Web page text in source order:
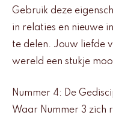
Gebruik deze
in relaties en nieuwe
te delen. Jouw liefde
wereld een stukje
Nummer 4: De
Waar Nummer 3 zich